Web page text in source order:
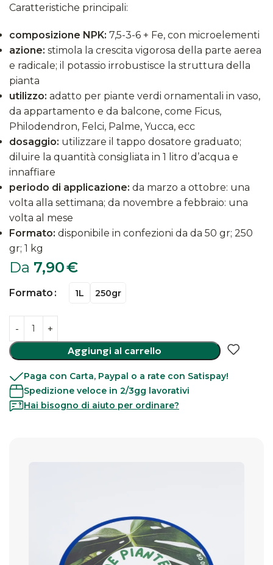
Caratteristiche principali:
composizione NPK: 7,5-3-6 + Fe, con microelementi
azione: stimola la crescita vigorosa della parte aerea
e radicale; il potassio irrobustisce la struttura della
pianta
utilizzo: adatto per piante verdi ornamentali in vaso,
da appartamento e da balcone, come Ficus,
Philodendron, Felci, Palme, Yucca, ecc
dosaggio: utilizzare il tappo dosatore graduato;
diluire la quantità consigliata in 1 litro d’acqua e
innaffiare
periodo di applicazione: da marzo a ottobre: una
volta alla settimana; da novembre a febbraio: una
volta al mese
Formato: disponibile in confezioni da da 50 gr; 250
gr; 1 kg
Da 7,90€
Formato 1L 250gr
Aggiungi al carrello
Paga con Carta, Paypal o a rate con Satispay!
Spedizione veloce in 2/3gg lavorativi
Hai bisogno di aiuto per ordinare?